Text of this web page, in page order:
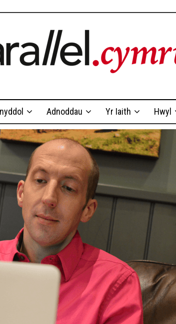
Adnoddau Yr Iaith Hwyl